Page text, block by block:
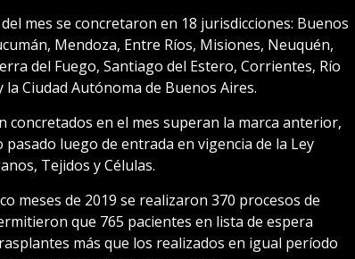
mes se concretaron en 18 jurisdicciones: Buenos
Mendoza, Entre Ríos, Misiones, Neuquén,
del Fuego, Santiago del Estero, Corrientes, Río
Ciudad Autónoma de Buenos Aires.
concretados en el mes superan la marca anterior,
luego de entrada en vigencia de la Ley
Tejidos y Células.
meses de 2019 se realizaron 370 procesos de
que 765 pacientes en lista de espera
más que los realizados en igual período